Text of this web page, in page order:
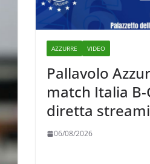
AZZURRE VIDEO
Pallavolo
match Italia B-
diretta
06/08/2026